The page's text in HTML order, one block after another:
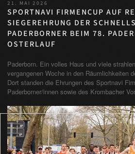
21. MAI 2026
SPORTNAVI FIRMENCUP AUF
SIEGEREHRUNG DER
PADERBORNER BEIM 78.
OSTERLAUF
Paderborn. Ein volles Haus und viele
vergangenen Woche in den Räumlichkeiten
Dort standen die Ehrungen des Sportnavi
Paderborner/innen sowie des Krombacher